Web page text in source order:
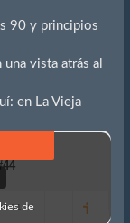
90 y principios
vista atrás al
en La Vieja